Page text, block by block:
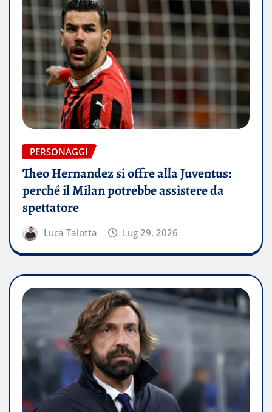
PERSONAGGI
Theo Hernandez si offre alla Juventus:
perché il Milan potrebbe assistere da
spettatore
Luca Talotta Lug 29, 2026